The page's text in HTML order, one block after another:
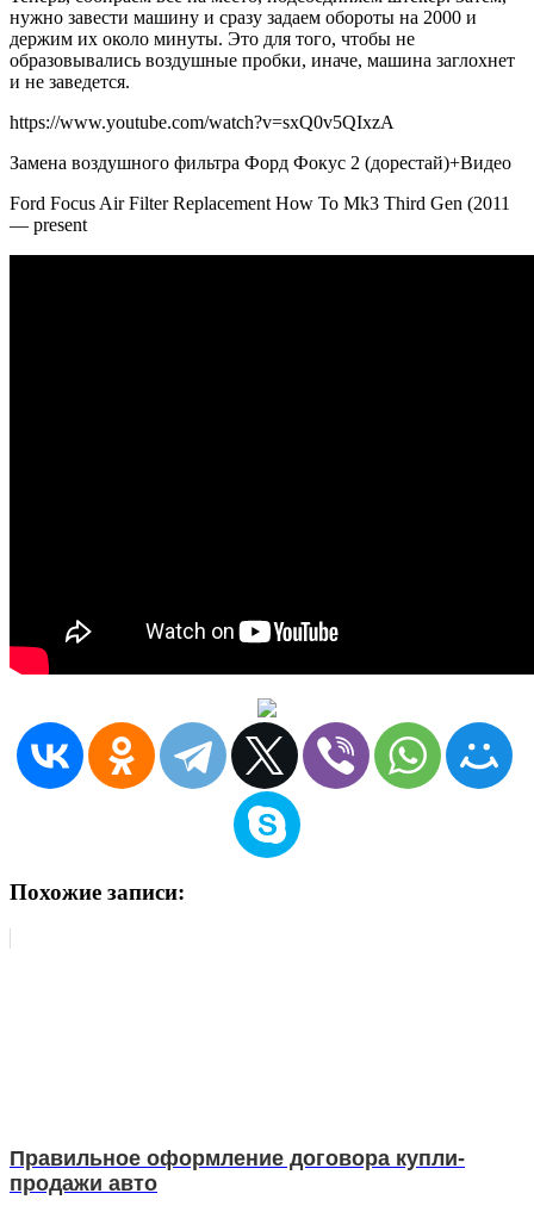
нужно завести машину и сразу задаем обороты на 2000 и
держим их около минуты. Это для того, чтобы не
образовывались воздушные пробки, иначе, машина заглохнет
и не заведется.
https://www.youtube.com/watch?v=sxQ0v5QIxzA
Замена воздушного фильтра Форд Фокус 2 (дорестай)+Видео
Ford Focus Air Filter Replacement How To Mk3 Third Gen (2011
— present
Похожие записи:
Правильное оформление договора купли-
продажи авто